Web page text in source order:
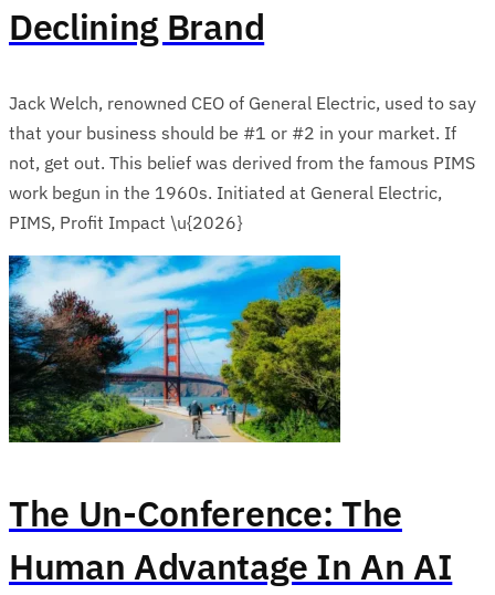
Declining Brand
Jack Welch, renowned CEO of General Electric, used to say
that your business should be #1 or #2 in your market. If
not, get out. This belief was derived from the famous PIMS
work begun in the 1960s. Initiated at General Electric,
PIMS, Profit Impact \u{2026}
The Un-Conference: The
Human Advantage In An AI